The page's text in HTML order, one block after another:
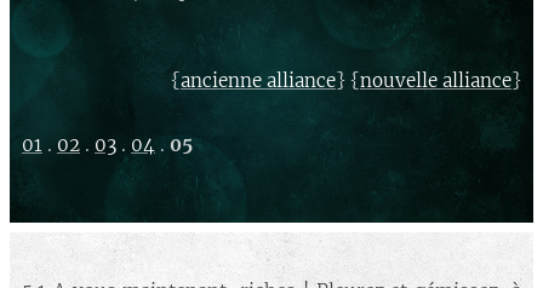
{ancienne alliance} {nouvelle alliance}
01 . 02 . 03 . 04 . 05